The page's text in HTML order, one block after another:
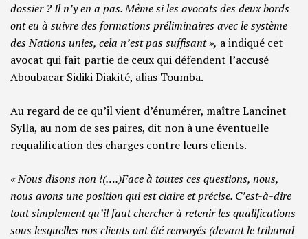
dossier ? Il n’y en a pas. Même si les avocats des deux bords
ont eu à suivre des formations préliminaires avec le système
des Nations unies, cela n’est pas suffisant », a indiqué cet
avocat qui fait partie de ceux qui défendent l’accusé
Aboubacar Sidiki Diakité, alias Toumba.
Au regard de ce qu’il vient d’énumérer, maître Lancinet
Sylla, au nom de ses paires, dit non à une éventuelle
requalification des charges contre leurs clients.
« Nous disons non !(….)Face à toutes ces questions, nous,
nous avons une position qui est claire et précise. C’est-à-dire
tout simplement qu’il faut chercher à retenir les qualifications
sous lesquelles nos clients ont été renvoyés (devant le tribunal